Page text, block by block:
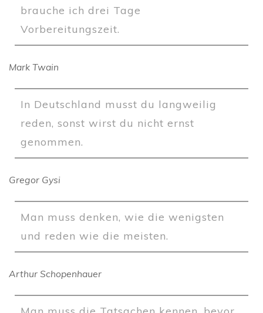
brauche ich drei Tage
Vorbereitungszeit.
Mark Twain
In Deutschland musst du langweilig
reden, sonst wirst du nicht ernst
genommen.
Gregor Gysi
Man muss denken, wie die wenigsten
und reden wie die meisten.
Arthur Schopenhauer